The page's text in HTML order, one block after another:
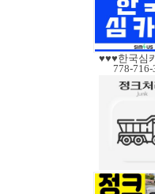
♥♥♥한국심
778-716-